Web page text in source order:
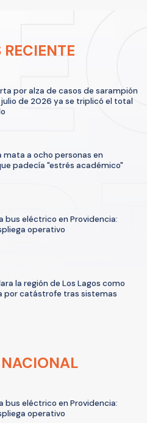
por alza de casos de sarampión
julio de 2026 ya se triplicó el total
mata a ocho personas en
padecía "estrés académico"
bus eléctrico en Providencia:
operativo
la región de Los Lagos como
por catástrofe tras sistemas
bus eléctrico en Providencia:
operativo